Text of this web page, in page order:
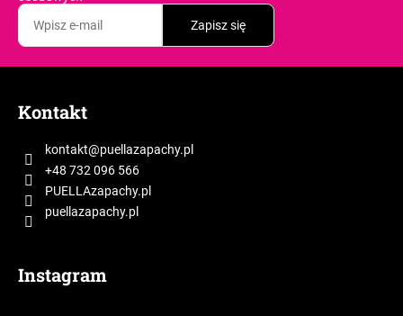
Zapisz się
Kontakt
kontakt@puellazapachy.pl
+48 732 096 566
PUELLAzapachy.pl
puellazapachy.pl
Instagram